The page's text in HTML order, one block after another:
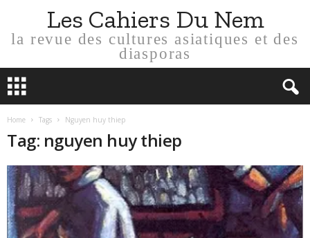
Les Cahiers Du Nem
la revue des cultures asiatiques et des
diasporas
Home Tags Nguyen huy thiep
Tag: nguyen huy thiep